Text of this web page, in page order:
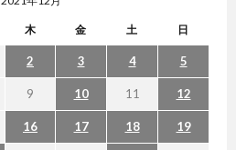
木 金 土 日
2 3 4 5
9 10 11 12
16 17 18 19